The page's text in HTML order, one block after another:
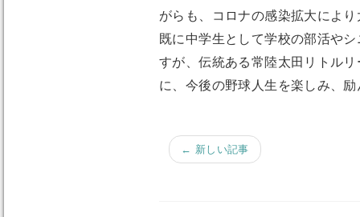
がらも、コロナの感染拡大によ
既に中学生として学校の部活や
すが、伝統ある常陸太田リトル
に、今後の野球人生を楽しみ、
← 新しい記事